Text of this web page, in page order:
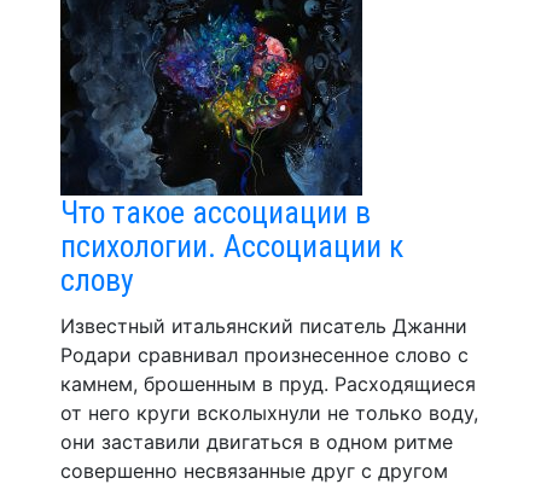
Что такое ассоциации в
психологии. Ассоциации к
слову
Известный итальянский писатель Джанни
Родари сравнивал произнесенное слово с
камнем, брошенным в пруд. Расходящиеся
от него круги всколыхнули не только воду,
они заставили двигаться в одном ритме
совершенно несвязанные друг с другом